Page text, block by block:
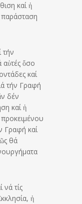
καί ἡ
τήν
ὅσο
καί
τήν Γραφή
δέν
καί ἡ
Γραφή καί
θά
νά τίς
ἡ